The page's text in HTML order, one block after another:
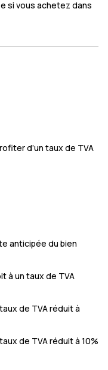
si vous achetez dans
d’un taux de TVA
anticipée du bien
à un taux de TVA
de TVA réduit à
de TVA réduit à 10%